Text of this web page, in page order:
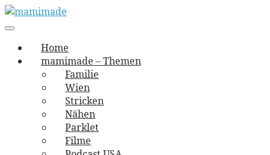
Skip
to
mamimade
vernäht und zugetextet
navigation
Menu
Home
mamimade – Themen
Familie
Wien
Stricken
Nähen
Parklet
Filme